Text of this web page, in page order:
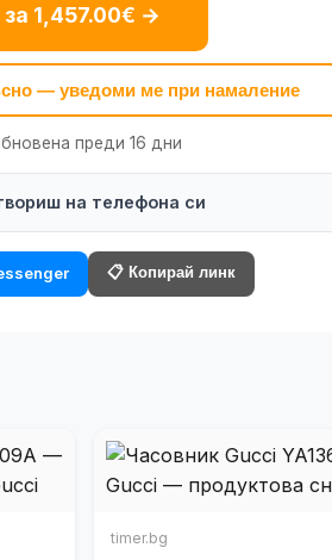
1,457.00€ →
— уведоми ме при намаление
преди 16 дни
на телефона си
📋 Копирай линк
timer.bg